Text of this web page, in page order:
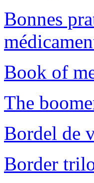
Bonnes
Book of
The
Bordel de
Border